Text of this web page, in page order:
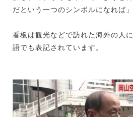
だという一つのシンボルになれば」
看板は観光などで訪れた海外の人
語でも表記されています。